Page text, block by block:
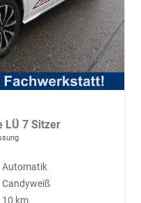
LÜ 7 Sitzer
Automatik
Candyweiß
10 km